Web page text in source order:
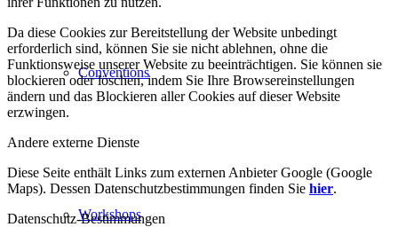
Conventions
Workshops
Da diese Cookies zur Bereitstellung der Website unbedingt
erforderlich sind, können Sie sie nicht ablehnen, ohne die
Funktionsweise unserer Website zu beeinträchtigen. Sie können sie
blockieren oder löschen, indem Sie Ihre Browsereinstellungen
ändern und das Blockieren aller Cookies auf dieser Website
erzwingen.
Andere externe Dienste
Diese Seite enthält Links zum externen Anbieter Google (Google
Maps). Dessen Datenschutzbestimmungen finden Sie hier.
Datenschutz-Bestimmungen